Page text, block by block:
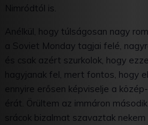
Nimródtól is.
Anélkül, hogy túlságosan nagy
a Soviet Monday tagjai felé,
és csak azért szurkolok, hogy
hagyjanak fel, mert fontos, hogy
ennyire erősen képviselje a
érát. Örültem az immáron
srácok bizalmat szavaztak